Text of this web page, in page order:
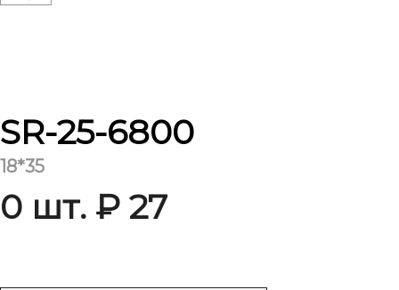
SR-25-6800
18*35
0 шт. ₽ 27